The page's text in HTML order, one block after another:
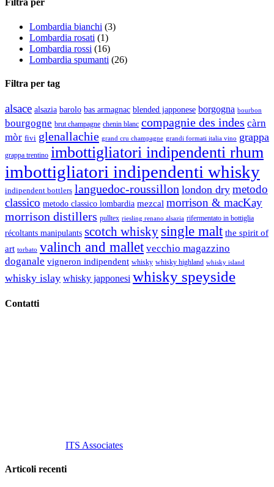
Filtra per
Lombardia bianchi (3)
Lombardia rosati (1)
Lombardia rossi (16)
Lombardia spumanti (26)
Filtra per tag
alsace alsazia barolo bas armagnac blended japponese borgogna bourbon
bourgogne brut champagne chenin blanc compagnie des indes càrn
mòr fivi glenallachie grand cru champagne grandi formati italia vino grappa
grappa trentino imbottigliatori indipendenti rhum
imbottigliatori indipendenti whisky
indipendent bottlers languedoc-roussillon london dry metodo
classico metodo classico lombardia mezcal morrison & macKay
morrison distillers pulltex riesling renano alsazia rifermentato in bottiglia
récoltants manipulants scotch whisky single malt the spirit of
art torbato valinch and mallet vecchio magazzino
doganale vigneron indipendent whisky whisky highland whisky island
whisky islay whisky japponesi whisky speyside
Contatti
ITS Associates
Articoli recenti